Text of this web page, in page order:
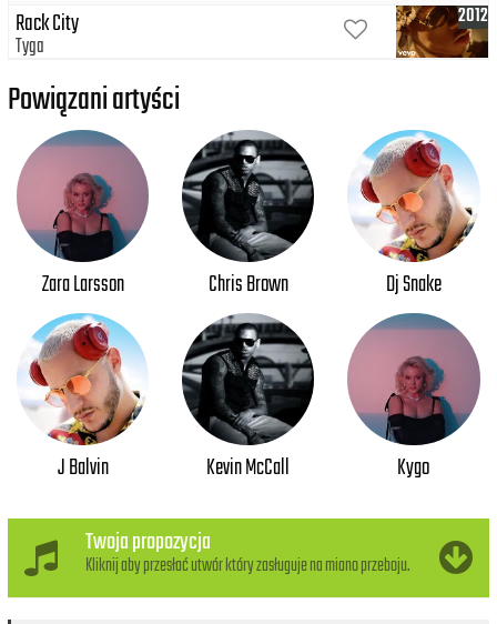
2012
Rack City
Tyga
Powiązani artyści
Zara Larsson Chris Brown Dj Snake
J Balvin Kevin McCall Kygo
Twoja propozycja
Kliknij aby przesłać utwór który zasługuje na miano przeboju.